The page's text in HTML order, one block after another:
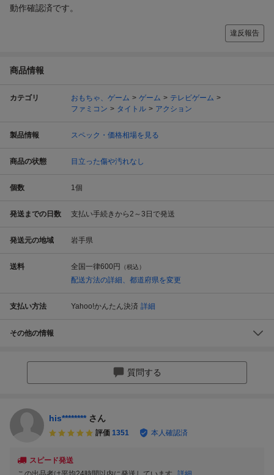
動作確認済です。
違反報告
商品情報
カテゴリ おもちゃ、ゲーム ゲーム
テレビゲーム
ファミコン
タイトル アクション
製品情報 スペック・価格相場を見る
商品の状態 目立った傷や汚れなし
個数 1個
発送までの日数 支払い手続きから2～3日で発送
発送元の地域 岩手県
送料 全国一律600円 （税込）
配送方法の詳細、都道府県を変更
支払い方法 Yahoo!かんたん決済 詳細
その他の情報
質問する
his******** さん
評価 1351 本人確認済
スピード発送